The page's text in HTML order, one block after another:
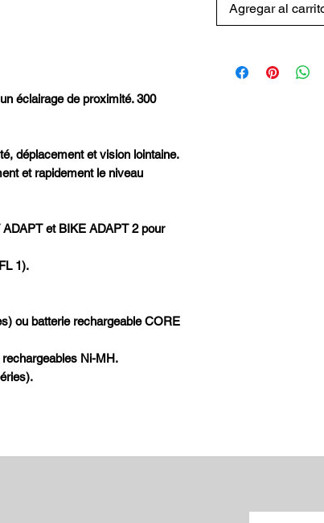
éclairage de proximité. 300
déplacement et vision lointaine.
et rapidement le niveau
et BIKE ADAPT 2 pour
1).
ou batterie rechargeable CORE
Ni-MH.
Agregar al